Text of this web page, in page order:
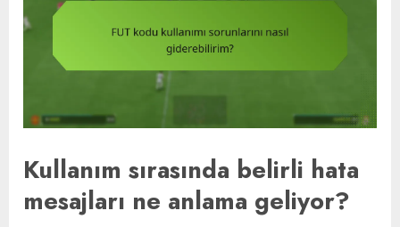
Kullanım sırasında belirli hata
mesajları ne anlama geliyor?